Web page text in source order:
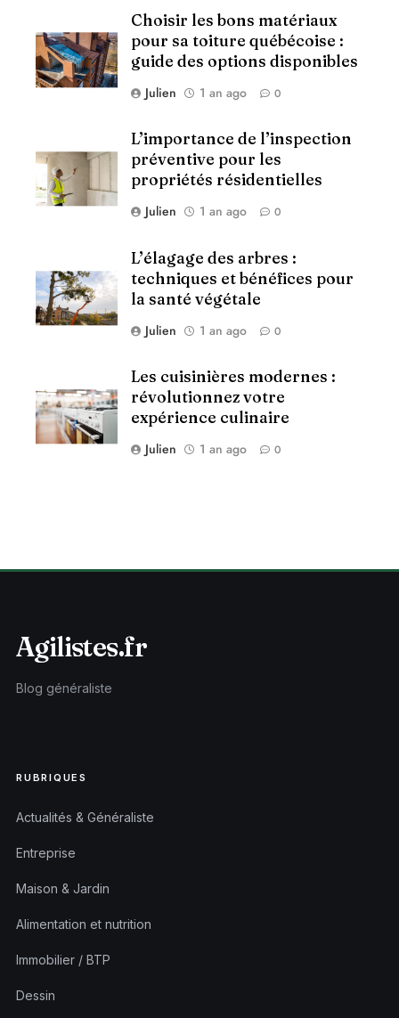
Choisir les bons matériaux
pour sa toiture québécoise :
guide des options disponibles
Julien 1 an ago 0
L’importance de l’inspection
préventive pour les
propriétés résidentielles
Julien 1 an ago 0
L’élagage des arbres :
techniques et bénéfices pour
la santé végétale
Julien 1 an ago 0
Les cuisinières modernes :
révolutionnez votre
expérience culinaire
Julien 1 an ago 0
Agilistes.fr
Blog généraliste
RUBRIQUES
Actualités & Généraliste
Entreprise
Maison & Jardin
Alimentation et nutrition
Immobilier / BTP
Dessin